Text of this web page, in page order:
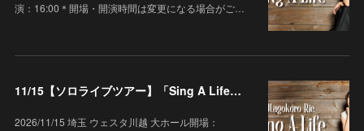
演：16:00＊開場・開演時間は変更になる場合がご…
11/15【ソロライブツアー】「Sing A Life」埼玉 ウェスタ川越 大ホール
2026/11/15 埼玉 ウェスタ川越 大ホール開場：